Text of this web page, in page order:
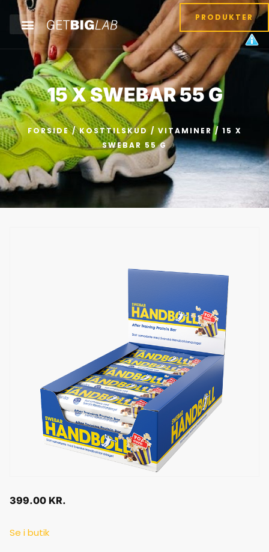
PRODUKTER
15 X SWEBAR 55 G
FORSIDE/KOSTTILSKUD / VITAMINER/ 15 X
SWEBAR 55 G
399.00 KR.
Se i butik